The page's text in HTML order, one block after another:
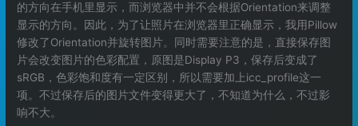
的方向在手机里显示，而浏览器中并不会根据Orientation来调整
显示的方向。因此，为了让照片在浏览器里正确显示，我用Pillow
修改了Orientation并旋转图片。同时需要注意的是，直接保存图
片会改变图片的色彩配置，原图是Display P3，保存后变成了
sRGB，色彩饱和度有一定区别，所以需要加上icc_profile这一
项。不过保存后的图片文件变得更大了，不知道为什么，不过影
响不大。